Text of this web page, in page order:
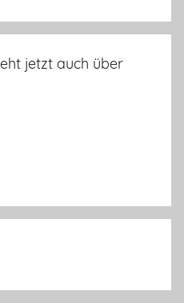
jetzt auch über